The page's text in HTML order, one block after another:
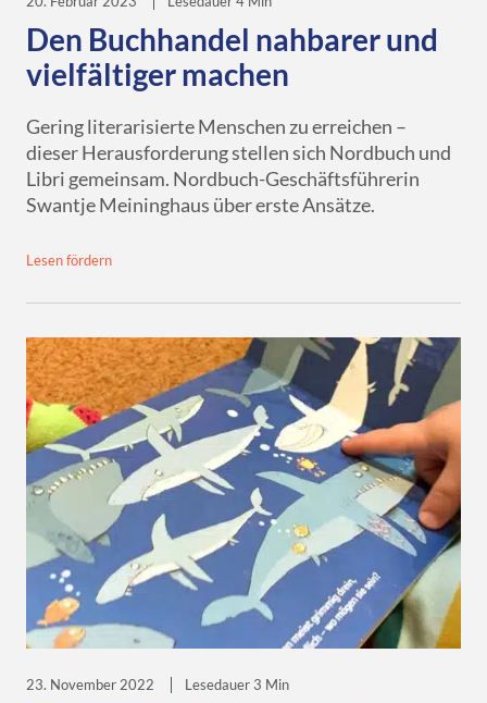
Den Buchhandel nahbarer und
vielfältiger machen
Gering literarisierte Menschen zu erreichen –
dieser Herausforderung stellen sich Nordbuch und
Libri gemeinsam. Nordbuch-Geschäftsführerin
Swantje Meininghaus über erste Ansätze.
Lesen fördern
23. November 2022 Lesedauer 3 Min